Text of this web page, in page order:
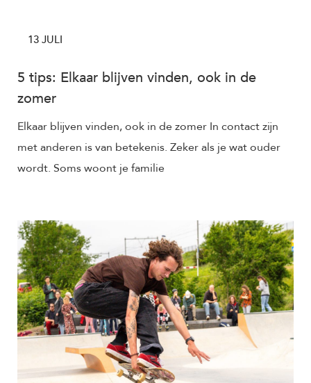
5 tips: Elkaar blijven vinden, ook in de
zomer
13 JULI
Elkaar blijven vinden, ook in de zomer In contact zijn
met anderen is van betekenis. Zeker als je wat ouder
wordt. Soms woont je familie